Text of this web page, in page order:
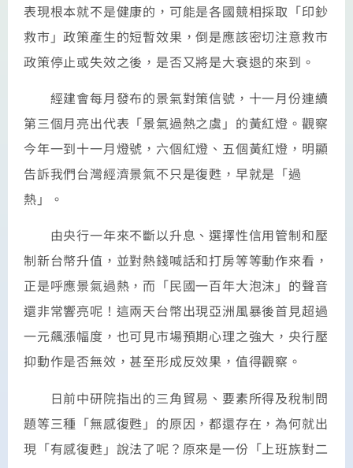
表現根本就不是健康的，可能是各國競相採取「印鈔
救市」政策產生的短暫效果，倒是應該密切注意救市
政策停止或失效之後，是否又將是大衰退的來到。
經建會每月發布的景氣對策信號，十一月份連續
第三個月亮出代表「景氣過熱之虞」的黃紅燈。觀察
今年一到十一月燈號，六個紅燈、五個黃紅燈，明顯
告訴我們台灣經濟景氣不只是復甦，早就是「過
熱」。
由央行一年來不斷以升息、選擇性信用管制和壓
制新台幣升值，並對熱錢喊話和打房等等動作來看，
正是呼應景氣過熱，而「民國一百年大泡沫」的聲音
還非常響亮呢！這兩天台幣出現亞洲風暴後首見超過
一元飆漲幅度，也可見市場預期心理之強大，央行壓
抑動作是否無效，甚至形成反效果，值得觀察。
日前中研院指出的三角貿易、要素所得及稅制問
題等三種「無感復甦」的原因，都還存在，為何就出
現「有感復甦」說法了呢？原來是一份「上班族對二